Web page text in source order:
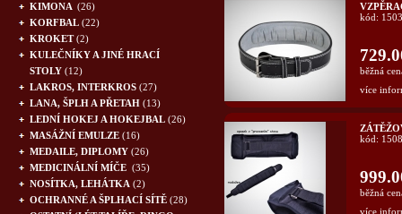
KIMONA (26)
KORFBAL (22)
KROKET(2)
KULEČNÍKY A JINÉ HRACÍ
STOLY (12)
LAKROS, INTERKROS (27)
LANA, ŠPLH A PŘETAH (13)
LEDNÍ HOKEJ A HOKEJBAL (26)
MASÁŽNÍ EMULZE (16)
MEDAILE, DIPLOMY (26)
MEDICINÁLNÍ MÍČE (35)
NOSÍTKA, LEHÁTKA (2)
OCHRANNÉ A ŠPLHACÍ SÍTĚ (28)
kód:
běžná
více
kód:
běžná
více